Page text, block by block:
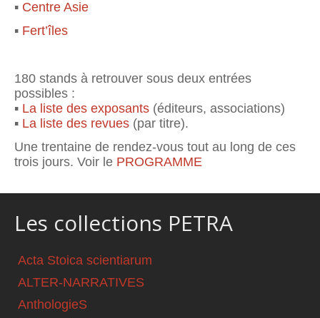
▪ Centre Asie
▪ Fert’îles
180 stands à retrouver sous deux entrées
possibles :
▪ La liste des exposants (éditeurs, associations)
▪ La liste des revues (par titre).
Une trentaine de rendez-vous tout au long de ces
trois jours. Voir le PROGRAMME
Les collections PETRA
Acta Stoica scientiarum
ALTER-NARRATIVES
AnthologieS